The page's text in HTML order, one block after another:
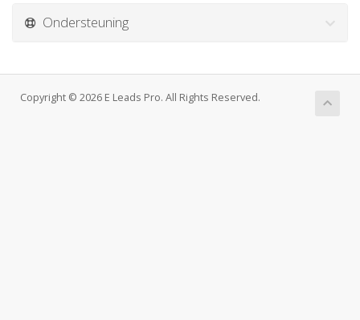
Ondersteuning
Copyright © 2026 E Leads Pro. All Rights Reserved.